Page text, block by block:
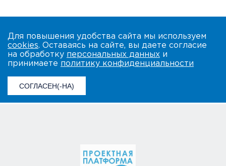
Для повышения удобства сайта мы используем
cookies. Оставаясь на сайте, вы даете согласие
на обработку персональных данных и
принимаете политику конфиденциальности
СОГЛАСЕН(-НА)